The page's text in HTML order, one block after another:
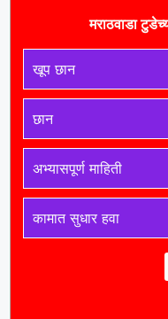
मराठवाडा टुडे
खूप छान
छान
अभ्यासपूर्ण माहिती
कामात सुधार हवा